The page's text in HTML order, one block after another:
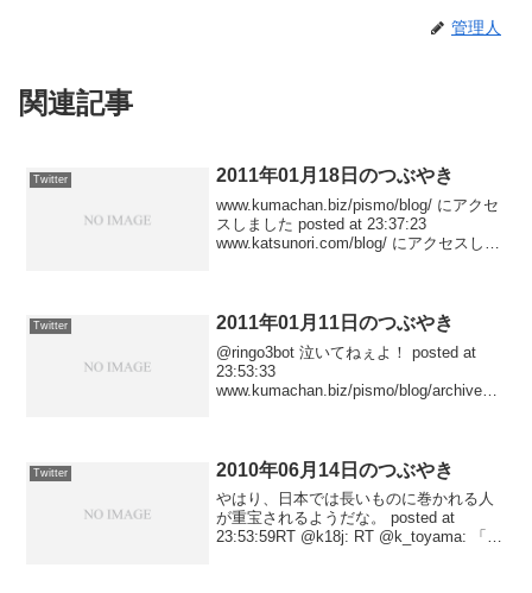
管理人
関連記事
Twitter 2011年01月18日のつぶやき
www.kumachan.biz/pismo/blog/ にアクセ
スしました posted at 23:37:23
www.katsunori.com/blog/ にアクセスしま
Twitter 2011年01月11日のつぶやき
@ringo3bot 泣いてねぇよ！ posted at
23:53:33
www.kumachan.biz/pismo/blog/archives/2
Twitter 2010年06月14日のつぶやき
やはり、日本では長いものに巻かれる人
が重宝されるようだな。 posted at
23:53:59RT @k18j: RT @k_toyama: 「ふ